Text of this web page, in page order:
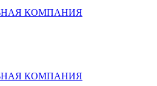
КОМПАНИЯ
КОМПАНИЯ